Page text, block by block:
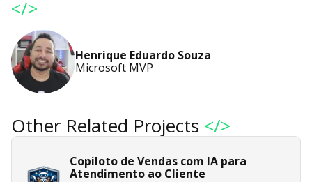
</>
Henrique Eduardo Souza
Microsoft MVP
Other Related Projects </>
Copiloto de Vendas com IA para
Atendimento ao Cliente